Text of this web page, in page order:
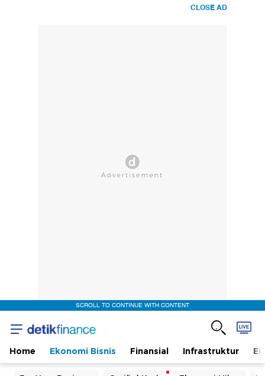
CLOSE AD
SCROLL TO CONTINUE WITH CONTENT
Home Ekonomi Bisnis Finansial Infrastruktur